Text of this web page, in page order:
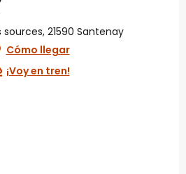
21590 Santenay
Cómo llegar
¡Voy en tren!